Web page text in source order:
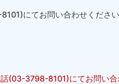
にてお問い合わせください
(03-3798-8101)にてお問い合